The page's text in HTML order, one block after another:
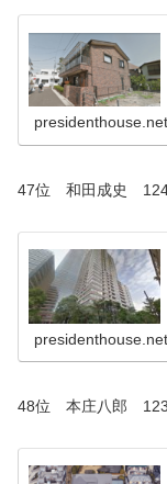
presidenthouse.net
47位 和田成史
presidenthouse.net
48位 本庄八郎